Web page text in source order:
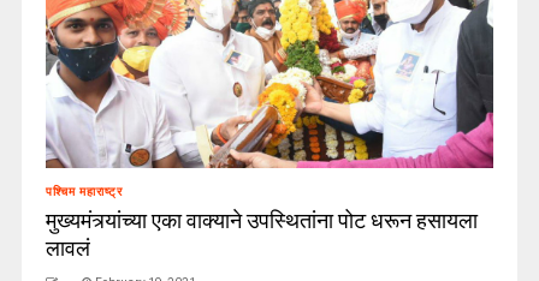
पश्चिम महाराष्ट्र
मुख्यमंत्र्यांच्या एका वाक्याने उपस्थितांना पोट धरून हसायला
लावलं